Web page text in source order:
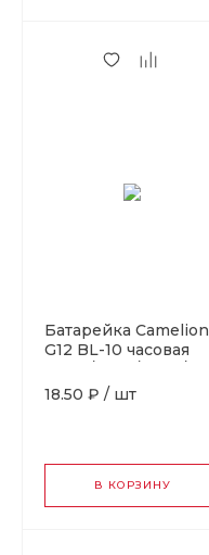
Батарейка Camelion
G12 BL-10 часовая
(10 / 100 / 3600)
18.50 ₽ / шт
В КОРЗИНУ